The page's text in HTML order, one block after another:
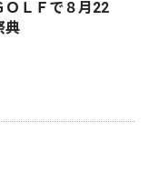
ＯＬＦで８月22
典